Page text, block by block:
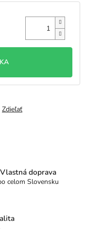
Zdieľať
Vlastná doprava
celom Slovensku